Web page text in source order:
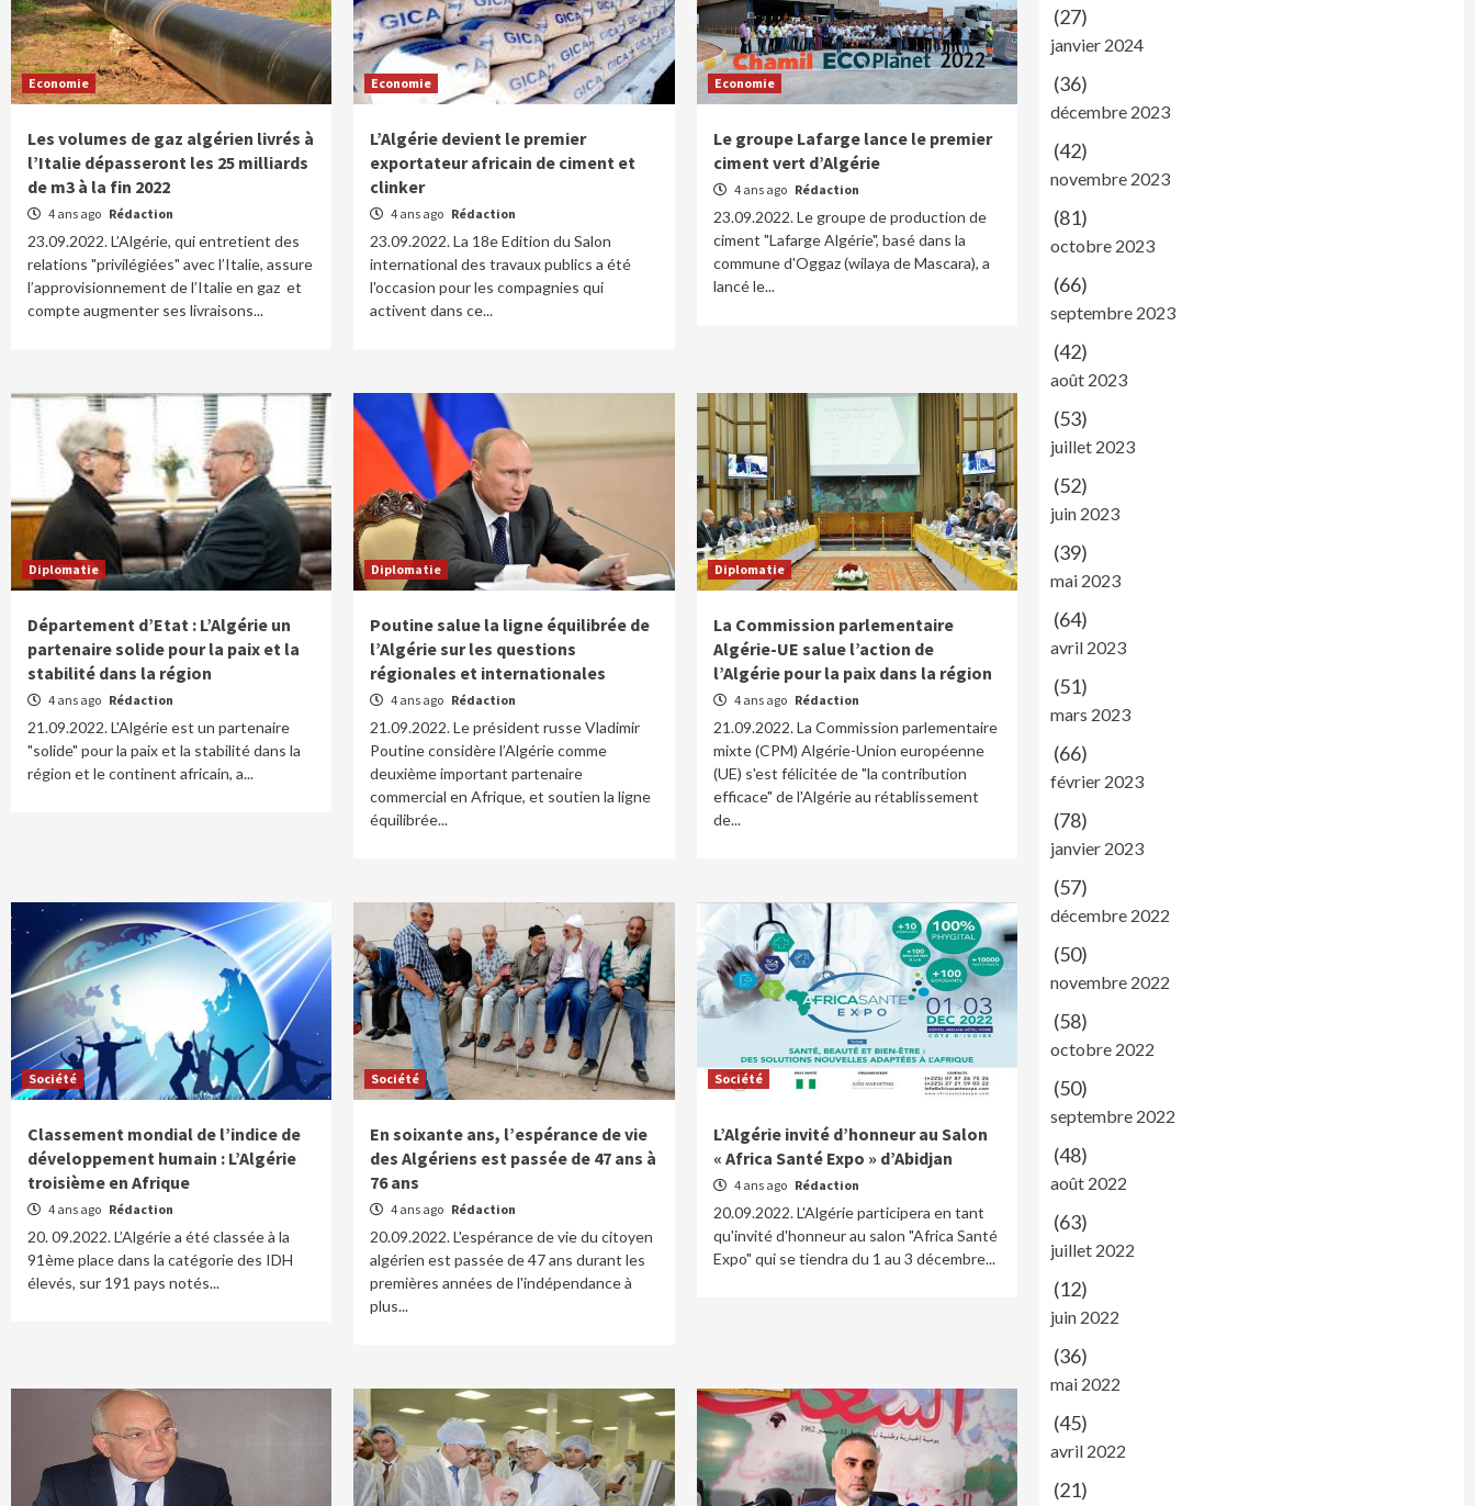
Economie
Les volumes de gaz algérien livrés à
l’Italie dépasseront les 25 milliards
de m3 à la fin 2022
4 ans ago Rédaction
23.09.2022. L’Algérie, qui entretient des
relations "privilégiées" avec l’Italie, assure
l’approvisionnement de l’Italie en gaz et
compte augmenter ses livraisons...
Economie
L’Algérie devient le premier
exportateur africain de ciment et
clinker
4 ans ago Rédaction
23.09.2022. La 18e Edition du Salon
international des travaux publics a été
l'occasion pour les compagnies qui
activent dans ce...
Economie
Le groupe Lafarge lance le premier
ciment vert d’Algérie
4 ans ago Rédaction
23.09.2022. Le groupe de production de
ciment "Lafarge Algérie", basé dans la
commune d'Oggaz (wilaya de Mascara), a
lancé le...
Diplomatie
Département d’Etat : L’Algérie un
partenaire solide pour la paix et la
stabilité dans la région
4 ans ago Rédaction
21.09.2022. L'Algérie est un partenaire
"solide" pour la paix et la stabilité dans la
région et le continent africain, a...
Diplomatie
Poutine salue la ligne équilibrée de
l’Algérie sur les questions
régionales et internationales
4 ans ago Rédaction
21.09.2022. Le président russe Vladimir
Poutine considère l’Algérie comme
deuxième important partenaire
commercial en Afrique, et soutien la ligne
équilibrée...
Diplomatie
La Commission parlementaire
Algérie-UE salue l’action de
l’Algérie pour la paix dans la région
4 ans ago Rédaction
21.09.2022. La Commission parlementaire
mixte (CPM) Algérie-Union européenne
(UE) s'est félicitée de "la contribution
efficace" de l'Algérie au rétablissement
de...
Société
Classement mondial de l’indice de
développement humain : L’Algérie
troisième en Afrique
4 ans ago Rédaction
20. 09.2022. L’Algérie a été classée à la
91ème place dans la catégorie des IDH
élevés, sur 191 pays notés...
Société
En soixante ans, l’espérance de vie
des Algériens est passée de 47 ans à
76 ans
4 ans ago Rédaction
20.09.2022. L'espérance de vie du citoyen
algérien est passée de 47 ans durant les
premières années de l'indépendance à
plus...
Société
L’Algérie invité d’honneur au Salon
« Africa Santé Expo » d’Abidjan
4 ans ago Rédaction
20.09.2022. L'Algérie participera en tant
qu'invité d'honneur au salon "Africa Santé
Expo" qui se tiendra du 1 au 3 décembre...
(27)
janvier 2024
(36)
décembre 2023
(42)
novembre 2023
(81)
octobre 2023
(66)
septembre 2023
(42)
août 2023
(53)
juillet 2023
(52)
juin 2023
(39)
mai 2023
(64)
avril 2023
(51)
mars 2023
(66)
février 2023
(78)
janvier 2023
(57)
décembre 2022
(50)
novembre 2022
(58)
octobre 2022
(50)
septembre 2022
(48)
août 2022
(63)
juillet 2022
(12)
juin 2022
(36)
mai 2022
(45)
avril 2022
(21)